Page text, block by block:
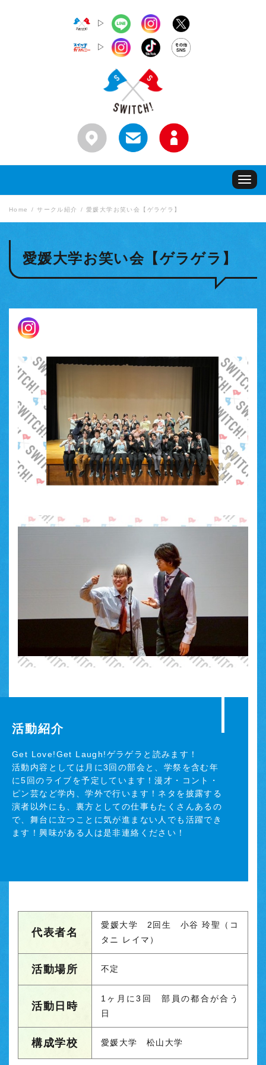
▷
▷
Toggle
Home サークル紹介 愛媛大学お笑い会【ゲラゲラ】
愛媛大学お笑い会【ゲラゲラ】
活動紹介
Get Love!Get Laugh!ゲラゲラと読みます！
活動内容としては月に3回の部会と、学祭を含む年
に5回のライブを予定しています！漫才・コント・
ピン芸など学内、学外で行います！ネタを披露する
演者以外にも、裏方としての仕事もたくさんあるの
で、舞台に立つことに気が進まない人でも活躍でき
ます！興味がある人は是非連絡ください！
代表者名
愛媛大学 2回生 小谷 玲聖（コ
タニ レイマ）
活動場所 不定
活動日時
1ヶ月に3回 部員の都合が合う
日
構成学校 愛媛大学 松山大学